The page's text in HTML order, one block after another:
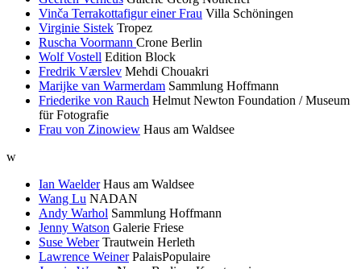
Vinča Terrakottafigur einer Frau Villa Schöningen
Virginie Sistek Tropez
Ruscha Voormann Crone Berlin
Wolf Vostell Edition Block
Fredrik Værslev Mehdi Chouakri
Marijke van Warmerdam Sammlung Hoffmann
Friederike von Rauch Helmut Newton Foundation / Museum
für Fotografie
Frau von Zinowiew Haus am Waldsee
w
Ian Waelder Haus am Waldsee
Wang Lu NADAN
Andy Warhol Sammlung Hoffmann
Jenny Watson Galerie Friese
Suse Weber Trautwein Herleth
Lawrence Weiner PalaisPopulaire